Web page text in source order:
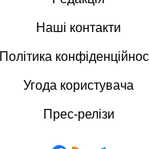
Наші контакти
Політика
Угода користувача
Прес-релізи